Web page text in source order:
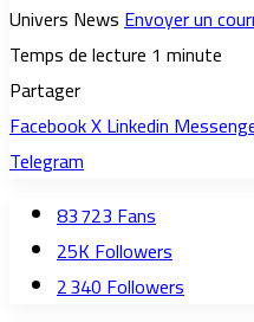
Univers NewsEnvoyer un
Temps de lecture 1 minute
Partager
FacebookXLinkedin
Telegram
83 723Fans
25KFollowers
2 340Followers